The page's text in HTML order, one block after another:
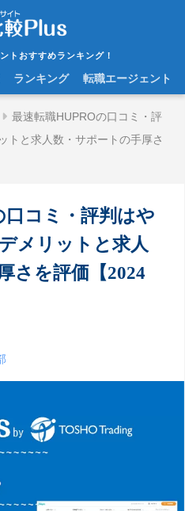
トおすすめランキング！
ランキング 転職エージェント
最速転職HUPROの口コミ・評
トと求人数・サポートの手厚さ
口コミ・評判はや
メリットと求人
さを評価【2024